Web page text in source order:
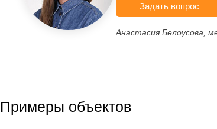
Задать вопрос
Анастасия Белоусова,
Примеры объектов